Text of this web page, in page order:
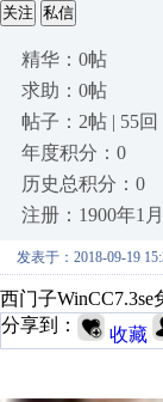
关注 私信
精华：0帖
求助：0帖
帖子：2帖 | 55回
年度积分：0
历史总积分：0
注册：1900年1
发表于：2018-09-19
西门子
分享到：
收藏